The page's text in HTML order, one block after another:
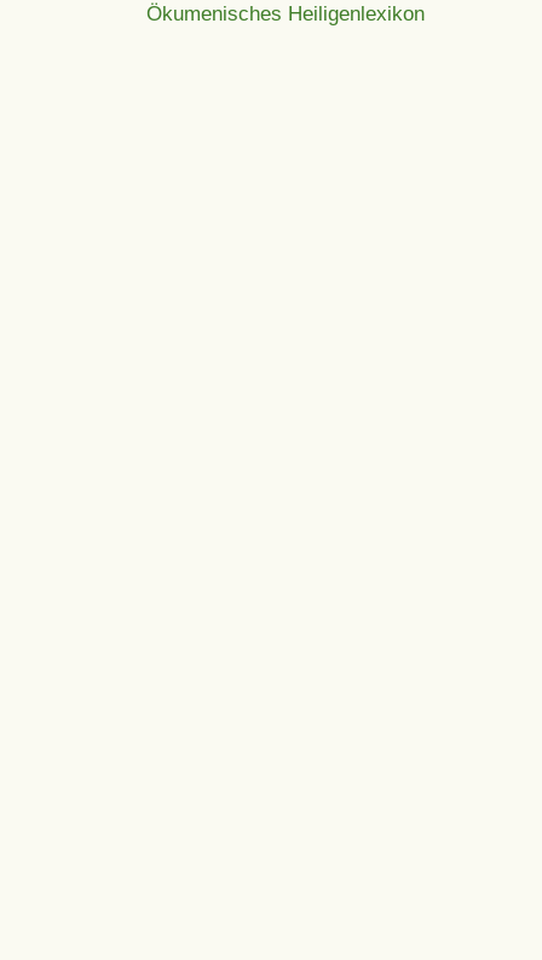
Ökumenisches Heiligenlexikon